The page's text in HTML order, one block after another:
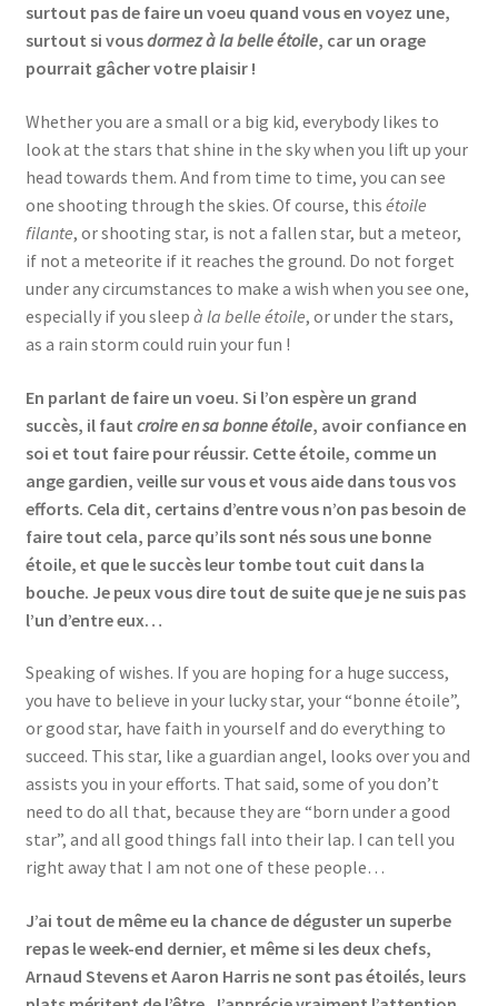
surtout pas de faire un voeu quand vous en voyez une,
surtout si vousdormez à la belle étoile, car un orage
pourrait gâcher votre plaisir !
Whether you are a small or a big kid, everybody likes to
look at the stars that shine in the sky when you lift up your
head towards them. And from time to time, you can see
one shooting through the skies. Of course, this étoile
filante, or shooting star, is not a fallen star, but a meteor,
if not a meteorite if it reaches the ground. Do not forget
under any circumstances to make a wish when you see one,
especially if you sleep à la belle étoile, or under the stars,
as a rain storm could ruin your fun !
En parlant de faire un voeu. Si l’on espère un grand
succès, il faut croire en sa bonne étoile, avoir confiance en
soi et tout faire pour réussir. Cette étoile, comme un
ange gardien, veille sur vous et vous aide dans tous vos
efforts. Cela dit, certains d’entre vous n’on pas besoin de
faire tout cela, parce qu’ils sont nés sous une bonne
étoile, et que le succès leur tombe tout cuit dans la
bouche. Je peux vous dire tout de suite que je ne suis pas
l’un d’entre eux…
Speaking of wishes. If you are hoping for a huge success,
you have to believe in your lucky star, your “bonne étoile”,
or good star, have faith in yourself and do everything to
succeed. This star, like a guardian angel, looks over you and
assists you in your efforts. That said, some of you don’t
need to do all that, because they are “born under a good
star”, and all good things fall into their lap. I can tell you
right away that I am not one of these people…
J’ai tout de même eu la chance de déguster un superbe
repas le week-end dernier, et même si les deux chefs,
Arnaud Stevens et Aaron Harris ne sont pas étoilés, leurs